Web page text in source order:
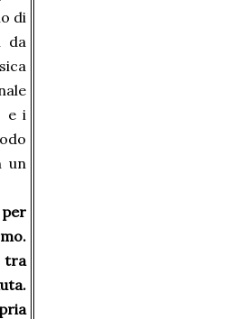
di
da
e i
un
tra